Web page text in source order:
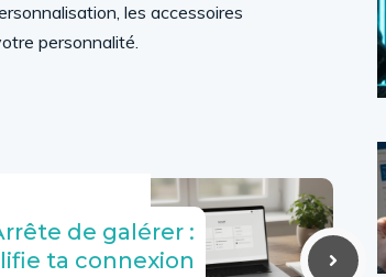
les accessoires
personnalité.
de galérer :
ta connexion